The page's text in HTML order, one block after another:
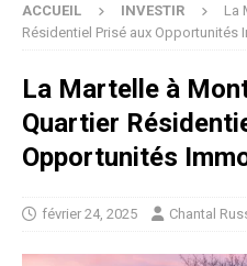
ACCUEIL INVESTIR
La
Résidentiel Prisé aux Opportunités
La Martelle à
Quartier
Opportunités
février 24, 2025 Chantal